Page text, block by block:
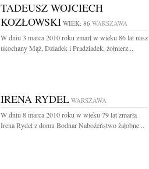
TADEUSZ WOJCIECH
KOZŁOWSKI WIEK: 86 WARSZAWA
W dniu 3 marca 2010 roku zmarł w wieku 86 lat nasz
ukochany Mąż, Dziadek i Pradziadek, żołnierz...
IRENA RYDEL WARSZAWA
W dniu 8 marca 2010 roku w wieku 79 lat zmarła
Irena Rydel z domu Bodnar Nabożeństwo żałobne...